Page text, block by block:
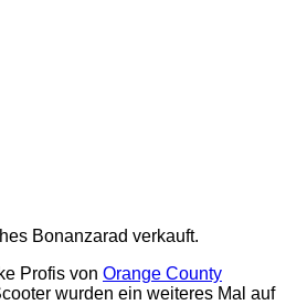
Bonanzarad verkauft.
Profis von Orange County
wurden ein weiteres Mal auf